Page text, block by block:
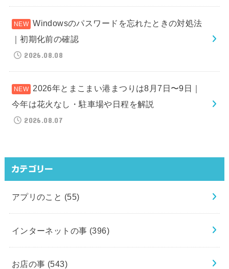
Windowsのパスワードを忘れたときの対処法
｜初期化前の確認
2026.08.08
2026年とまこまい港まつりは8月7日〜9日｜
今年は花火なし・駐車場や日程を解説
2026.08.07
カテゴリー
アプリのこと (55)
インターネットの事 (396)
お店の事 (543)